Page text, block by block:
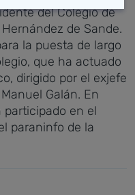
del Colegio de
de Sande.
la puesta de largo
que ha actuado
dirigido por el exjefe
Galán. En
en el
paraninfo de la